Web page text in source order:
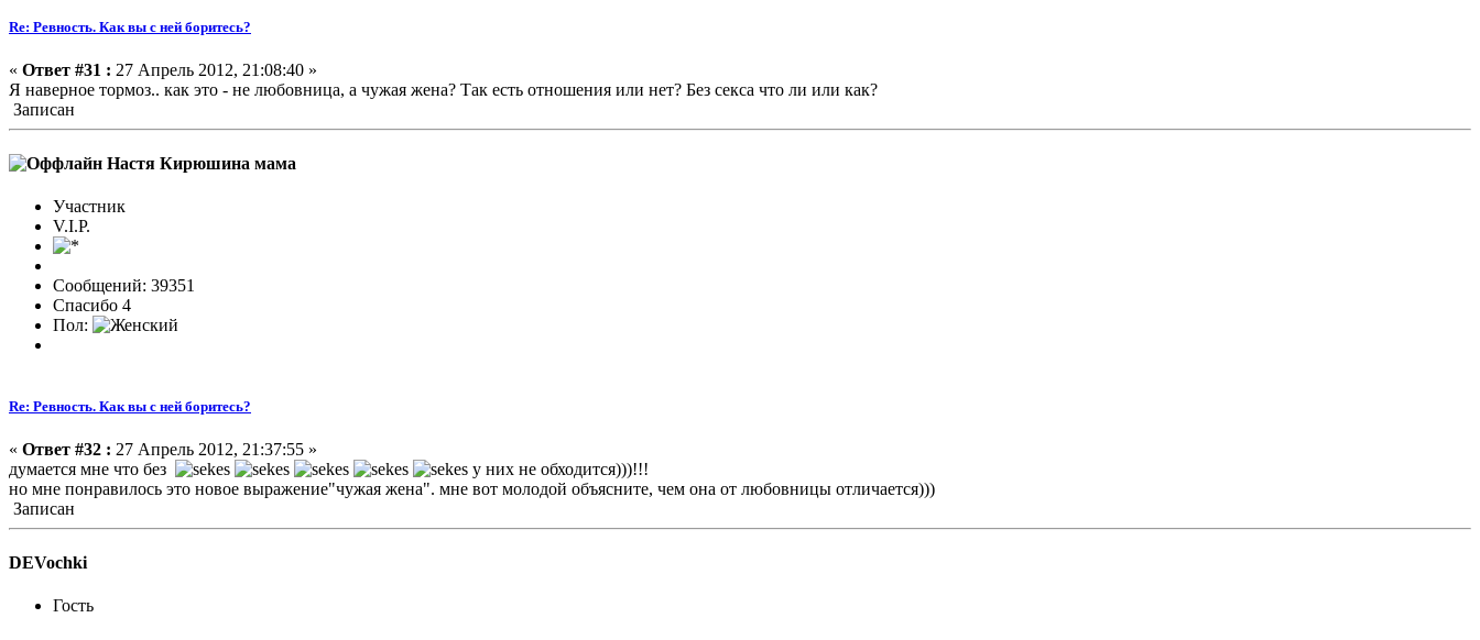
Re: Ревность. Как вы с ней боритесь?
« Ответ #31 : 27 Апрель 2012, 21:08:40 »
Я наверное тормоз.. как это - не любовница, а чужая жена? Так есть отношения или нет? Без секса что ли или как?
Записан
Настя Кирюшина мама
Участник
V.I.P.
Сообщений: 39351
Спасибо 4
Пол:
Re: Ревность. Как вы с ней боритесь?
« Ответ #32 : 27 Апрель 2012, 21:37:55 »
думается мне что без
у них не обходится)))!!!
но мне понравилось это новое выражение"чужая жена". мне вот молодой объясните, чем она от любовницы отличается)))
Записан
DEVochki
Гость